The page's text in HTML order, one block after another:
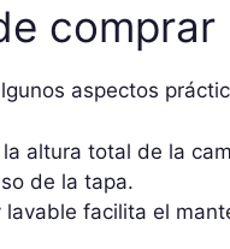
comprar
aspectos
altura total de la
de la tapa.
facilita el